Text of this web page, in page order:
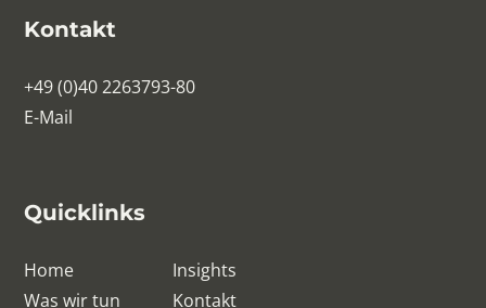
Kontakt
+49 (0)40 2263793-80
E-Mail
Quicklinks
Home
Was wir tun
Insights
Kontakt